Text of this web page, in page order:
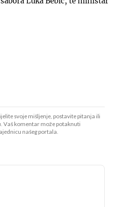
svoje mišljenje, postavite pitanja ili
Vaš komentar može potaknuti
našeg portala.